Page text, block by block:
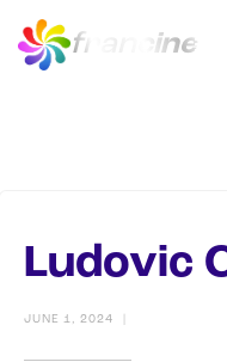
fran cine
Ludovic
JUNE 1, 2024